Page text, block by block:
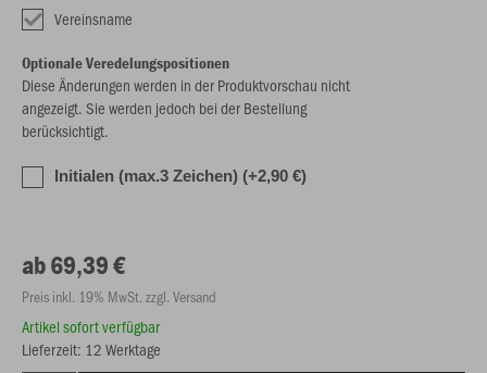
Vereinsname
Optionale Veredelungspositionen
Diese Änderungen werden in der Produktvorschau nicht
angezeigt. Sie werden jedoch bei der Bestellung
berücksichtigt.
Initialen (max.3 Zeichen) (+2,90 €)
ab 69,39 €
Preis inkl. 19% MwSt. zzgl. Versand
Artikel sofort verfügbar
Lieferzeit: 12 Werktage